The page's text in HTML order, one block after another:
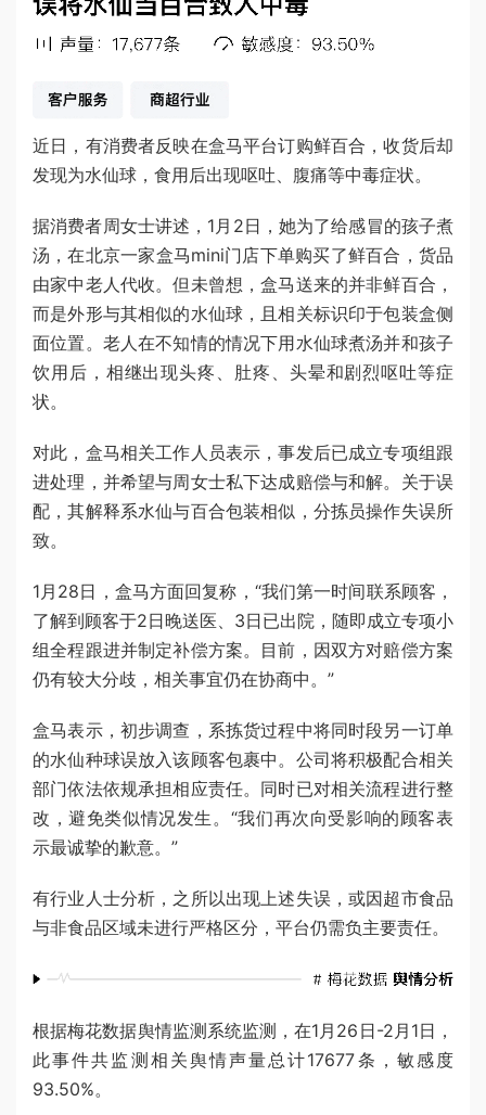
近日，有消费者反映在盒马平台订购鲜百合，收货后却
发现为水仙球，食用后出现呕吐、腹痛等中毒症状。
据消费者周女士讲述，1月2日，她为了给感冒的孩子煮
汤，在北京一家盒马mini门店下单购买了鲜百合，货品
由家中老人代收。但未曾想，盒马送来的并非鲜百合，
而是外形与其相似的水仙球，且相关标识印于包装盒侧
面位置。老人在不知情的情况下用水仙球煮汤并和孩子
饮用后，相继出现头疼、肚疼、头晕和剧烈呕吐等症
状。
对此，盒马相关工作人员表示，事发后已成立专项组跟
进处理，并希望与周女士私下达成赔偿与和解。关于误
配，其解释系水仙与百合包装相似，分拣员操作失误所
致。
1月28日，盒马方面回复称，“我们第一时间联系顾客，
了解到顾客于2日晚送医、3日已出院，随即成立专项小
组全程跟进并制定补偿方案。目前，因双方对赔偿方案
仍有较大分歧，相关事宜仍在协商中。”
盒马表示，初步调查，系拣货过程中将同时段另一订单
的水仙种球误放入该顾客包裹中。公司将积极配合相关
部门依法依规承担相应责任。同时已对相关流程进行整
改，避免类似情况发生。“我们再次向受影响的顾客表
示最诚挚的歉意。”
有行业人士分析，之所以出现上述失误，或因超市食品
与非食品区域未进行严格区分，平台仍需负主要责任。
根据梅花数据舆情监测系统监测，在1月26日-2月1日，
此事件共监测相关舆情声量总计17677条，敏感度
93.50%。